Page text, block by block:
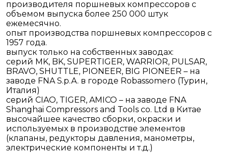
производителя поршневых компрессоров с
объемом выпуска более 250 000 штук
ежемесячно.
опыт производства поршневых компрессоров с
1957 года.
выпуск только на собственных заводах:
серий MK, BK, SUPERTIGER, WARRIOR, PULSAR,
BRAVO, SHUTTLE, PIONEER, BIG PIONEER – на
заводе FNA S.p.A. в городе Robassomero (Турин,
Италия)
серий CIAO, TIGER, AMICO – на заводе FNA
Shanghai Compressors and Tools co. Ltd в Китае
высочайшее качество сборки, окраски и
используемых в производстве элементов
(клапаны, редукторы давления, манометры,
электрические компоненты и т.д.)